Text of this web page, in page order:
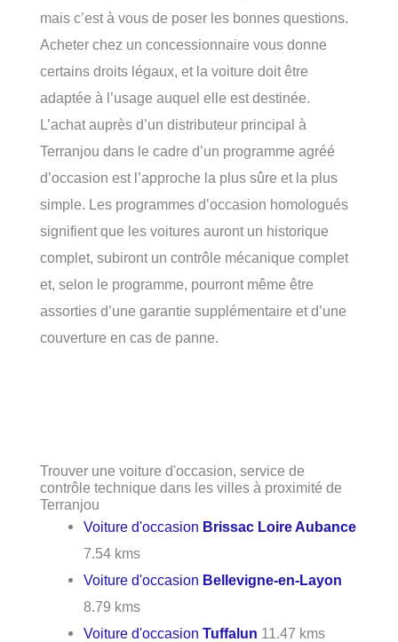
mais c’est à vous de poser les bonnes questions.
Acheter chez un concessionnaire vous donne
certains droits légaux, et la voiture doit être
adaptée à l’usage auquel elle est destinée.
L’achat auprès d’un distributeur principal à
Terranjou dans le cadre d’un programme agréé
d’occasion est l’approche la plus sûre et la plus
simple. Les programmes d’occasion homologués
signifient que les voitures auront un historique
complet, subiront un contrôle mécanique complet
et, selon le programme, pourront même être
assorties d’une garantie supplémentaire et d’une
couverture en cas de panne.
Trouver une voiture d'occasion, service de
contrôle technique dans les villes à proximité de
Terranjou
Voiture d'occasion Brissac Loire Aubance
7.54 kms
Voiture d'occasion Bellevigne-en-Layon
8.79 kms
Voiture d'occasionTuffalun 11.47 kms